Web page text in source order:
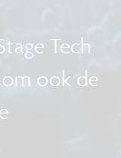
Tech
ook de